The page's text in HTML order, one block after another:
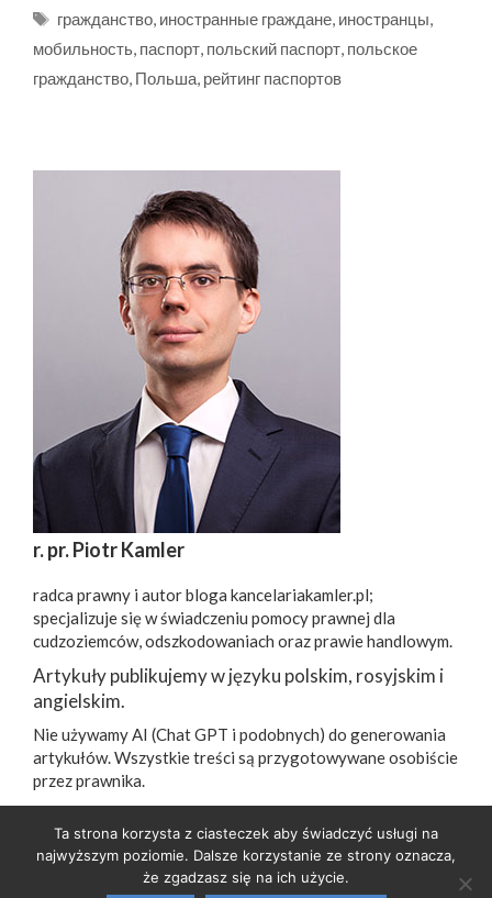
Метки
гражданство, иностранные граждане, иностранцы,
мобильность, паспорт, польский паспорт, польское
гражданство, Польша, рейтинг паспортов
r. pr. Piotr Kamler
radca prawny i autor bloga kancelariakamler.pl;
specjalizuje się w świadczeniu pomocy prawnej dla
cudzoziemców, odszkodowaniach oraz prawie handlowym.
Artykuły publikujemy w języku polskim, rosyjskim i
angielskim.
Nie używamy AI (Chat GPT i podobnych) do generowania
artykułów. Wszystkie treści są przygotowywane osobiście
przez prawnika.
ПОЛОЖЕНИЕ О ОБРАБОТКЕ И ЗАЩИТЕ ПЕРСОНАЛЬНЫХ ДАННЫХ
| e-mail:biuro@kancelariakamler.pl| tel:
Ta strona korzysta z ciasteczek aby świadczyć usługi na
najwyższym poziomie. Dalsze korzystanie ze strony oznacza,
że zgadzasz się na ich użycie.